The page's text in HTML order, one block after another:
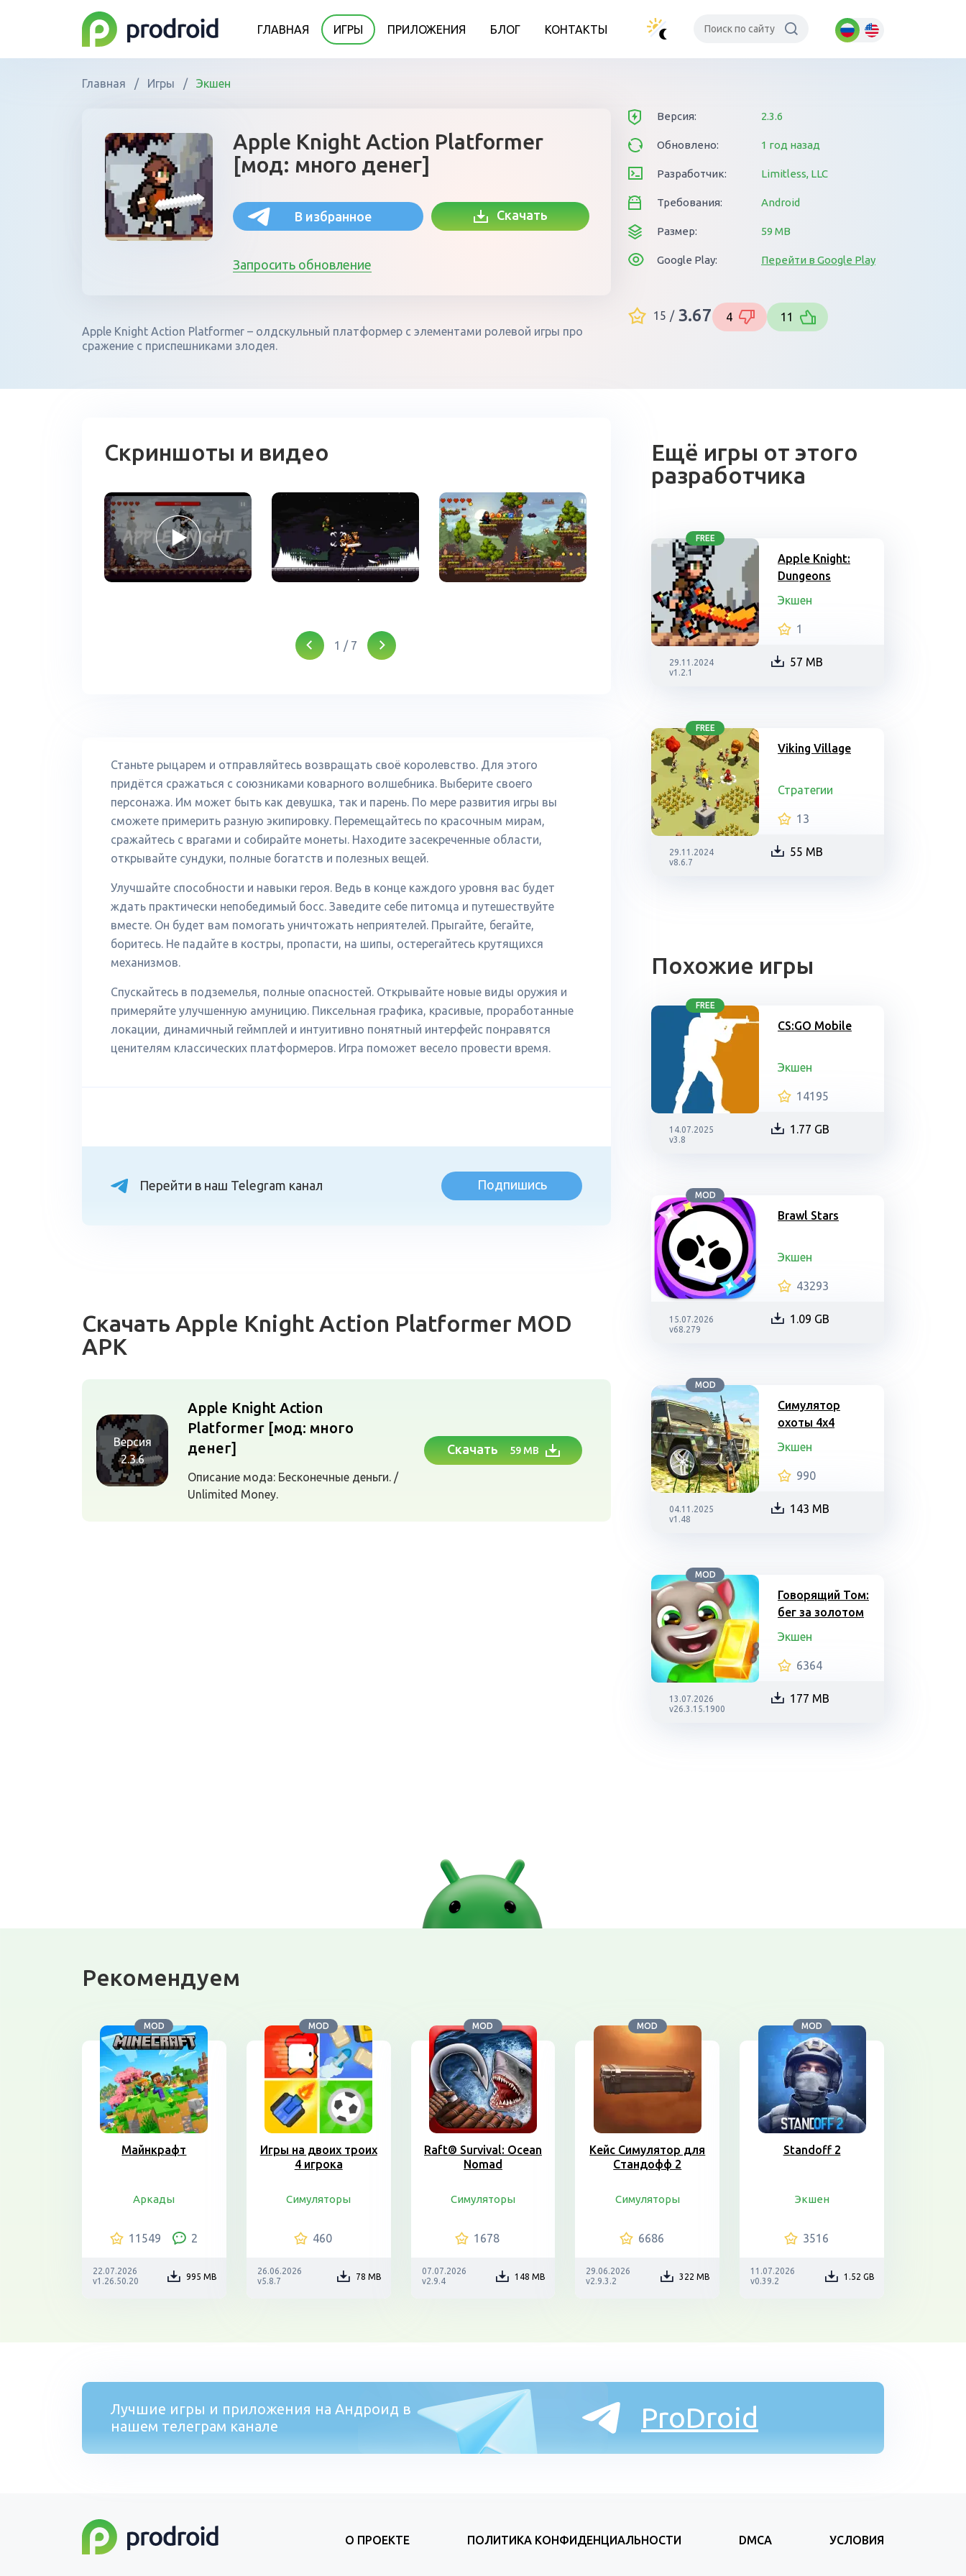
ГЛАВНАЯ ИГРЫ ПРИЛОЖЕНИЯ БЛОГ КОНТАКТЫ
Главная / Игры / Экшен
Apple Knight Action Platformer
[мод: много денег]
В избранное Скачать
Запросить обновление
Apple Knight Action Platformer – олдскульный платформер с элементами ролевой игры про
сражение с приспешниками злодея.
Версия: 2.3.6
Обновлено: 1 год назад
Разработчик: Limitless, LLC
Требования: Android
Размер: 59 MB
Google Play: Перейти в Google Play
15 / 3.67 4 11
Скриншоты и видео
1 / 7
Станьте рыцарем и отправляйтесь возвращать своё королевство. Для этого
придётся сражаться с союзниками коварного волшебника. Выберите своего
персонажа. Им может быть как девушка, так и парень. По мере развития игры вы
сможете примерить разную экипировку. Перемещайтесь по красочным мирам,
сражайтесь с врагами и собирайте монеты. Находите засекреченные области,
открывайте сундуки, полные богатств и полезных вещей.
Улучшайте способности и навыки героя. Ведь в конце каждого уровня вас будет
ждать практически непобедимый босс. Заведите себе питомца и путешествуйте
вместе. Он будет вам помогать уничтожать неприятелей. Прыгайте, бегайте,
боритесь. Не падайте в костры, пропасти, на шипы, остерегайтесь крутящихся
механизмов.
Спускайтесь в подземелья, полные опасностей. Открывайте новые виды оружия и
примеряйте улучшенную амуницию. Пиксельная графика, красивые, проработанные
локации, динамичный геймплей и интуитивно понятный интерфейс понравятся
ценителям классических платформеров. Игра поможет весело провести время.
Перейти в наш Telegram канал Подпишись
Скачать Apple Knight Action Platformer MOD
APK
Версия
2.3.6
Apple Knight Action
Platformer [мод: много
денег]
Описание мода: Бесконечные деньги. /
Unlimited Money.
Скачать 59 MB
Ещё игры от этого
разработчика
FREE
Apple Knight:
Dungeons
Экшен
1
29.11.2024
v1.2.1
57 MB
FREE
Viking Village
Стратегии
13
29.11.2024
v8.6.7
55 MB
Похожие игры
FREE
CS:GO Mobile
Экшен
14195
14.07.2025
v3.8
1.77 GB
MOD
Brawl Stars
Экшен
43293
15.07.2026
v68.279
1.09 GB
MOD
Симулятор
охоты 4х4
Экшен
990
04.11.2025
v1.48
143 MB
MOD
Говорящий Том:
бег за золотом
Экшен
6364
13.07.2026
v26.3.15.1900
177 MB
Рекомендуем
MOD
Майнкрафт
Аркады
11549 2
22.07.2026
v1.26.50.20
995 MB
MOD
Игры на двоих троих
4 игрока
Симуляторы
460
26.06.2026
v5.8.7
78 MB
MOD
Raft® Survival: Ocean
Nomad
Симуляторы
1678
07.07.2026
v2.9.4
148 MB
MOD
Кейс Симулятор для
Стандофф 2
Симуляторы
6686
29.06.2026
v2.9.3.2
322 MB
MOD
Standoff 2
Экшен
3516
11.07.2026
v0.39.2
1.52 GB
Лучшие игры и приложения на Андроид в
нашем телеграм канале
ProDroid
О ПРОЕКТЕ ПОЛИТИКА КОНФИДЕНЦИАЛЬНОСТИ DMCA УСЛОВИЯ